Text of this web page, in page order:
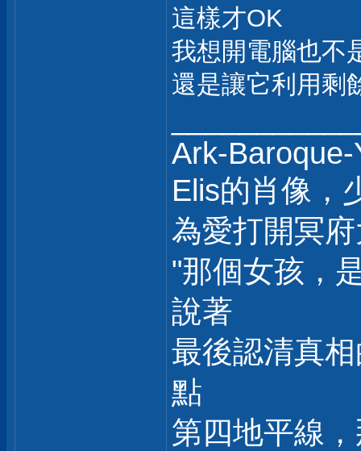
這樣才OK
我想開電腦也不
還是讓它利用剩
Ark-
Elis的肖像，
為愛打開冥
"那個女孩，
說著
最後認清真
點
第四地平線